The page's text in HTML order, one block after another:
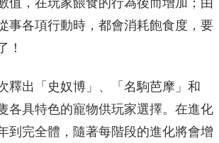
事各項行動時，都會消耗飽食度，要
！
釋出「史奴博」、「名駒芭摩」和
各具特色的寵物供玩家選擇。在進化
到完全體，隨著每階段的進化將會增